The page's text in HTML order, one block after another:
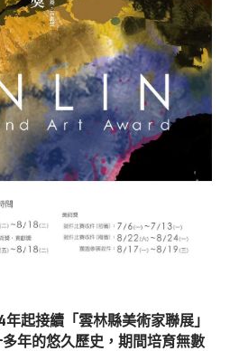
年起接續「雲林縣美術家聯展」
年的悠久歷史，期間培育無數